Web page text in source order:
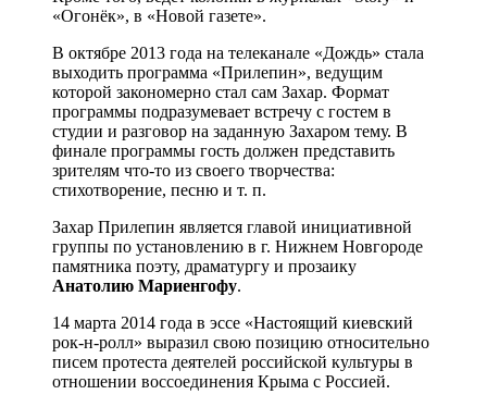
«Огонёк», в «Новой газете».
В октябре 2013 года на телеканале «Дождь» стала
выходить программа «Прилепин», ведущим
которой закономерно стал сам Захар. Формат
программы подразумевает встречу с гостем в
студии и разговор на заданную Захаром тему. В
финале программы гость должен представить
зрителям что-то из своего творчества:
стихотворение, песню и т. п.
Захар Прилепин является главой инициативной
группы по установлению в г. Нижнем Новгороде
памятника поэту, драматургу и прозаику
Анатолию Мариенгофу.
14 марта 2014 года в эссе «Настоящий киевский
рок-н-ролл» выразил свою позицию относительно
писем протеста деятелей российской культуры в
отношении воссоединения Крыма с Россией.